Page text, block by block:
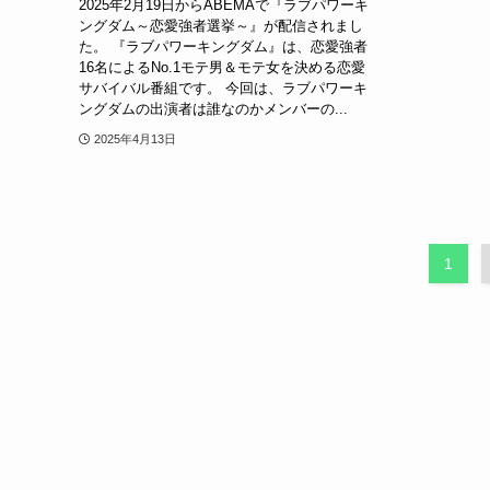
2025年2月19日からABEMAで『ラブパワーキ
ングダム～恋愛強者選挙～』が配信されまし
た。 『ラブパワーキングダム』は、恋愛強者
16名によるNo.1モテ男＆モテ女を決める恋愛
サバイバル番組です。 今回は、ラブパワーキ
ングダムの出演者は誰なのかメンバーの...
2025年4月13日
1